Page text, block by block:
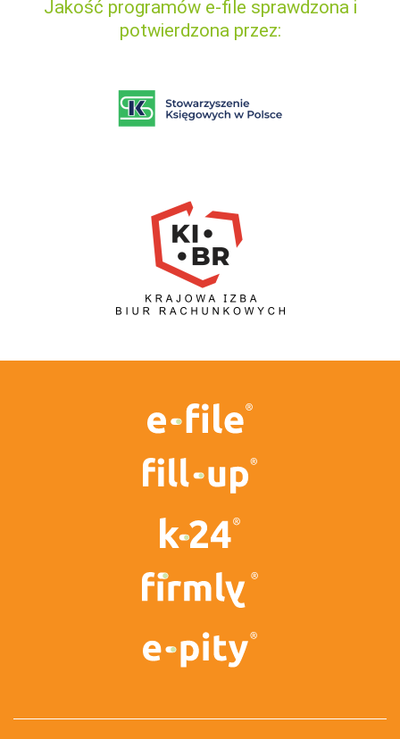
Jakość programów e-file sprawdzona i
potwierdzona przez: